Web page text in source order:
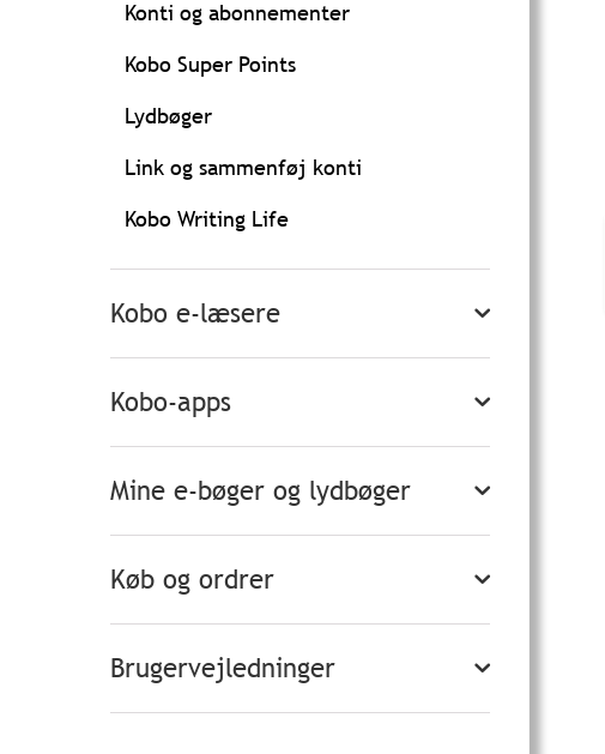
Konti og abonnementer
Kobo Super Points
Lydbøger
Link og sammenføj konti
Kobo Writing Life
Kobo e-læsere
Kobo-apps
Mine e-bøger og lydbøger
Køb og ordrer
Brugervejledninger